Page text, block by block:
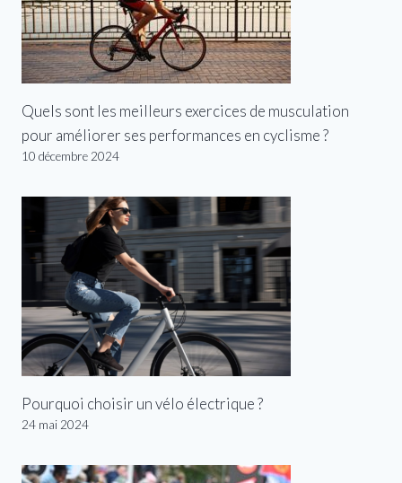
Quels sont les meilleurs exercices de musculation
pour améliorer ses performances en cyclisme ?
10 décembre 2024
Pourquoi choisir un vélo électrique ?
24 mai 2024